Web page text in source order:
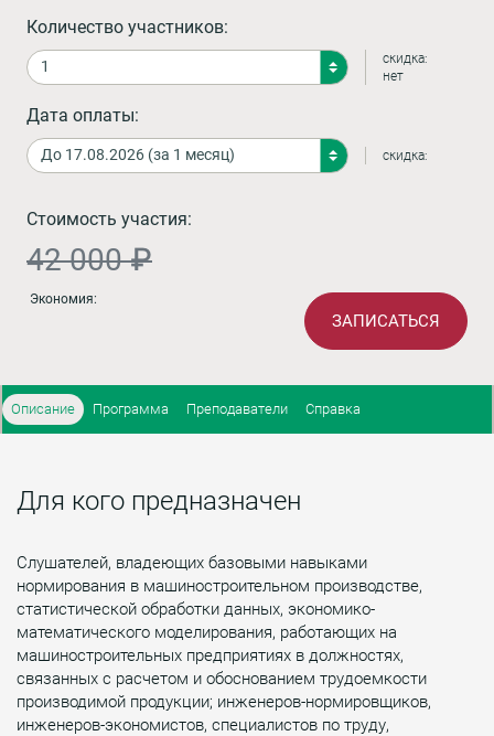
Количество участников:
скидка:
нет
Дата оплаты:
скидка:
Стоимость участия:
42 000 ₽
Экономия:
ЗАПИСАТЬСЯ
Описание Программа Преподаватели Справка
Для кого предназначен
Слушателей, владеющих базовыми навыками
нормирования в машиностроительном производстве,
статистической обработки данных, экономико-
математического моделирования, работающих на
машиностроительных предприятиях в должностях,
связанных с расчетом и обоснованием трудоемкости
производимой продукции; инженеров-нормировщиков,
инженеров-экономистов, специалистов по труду,